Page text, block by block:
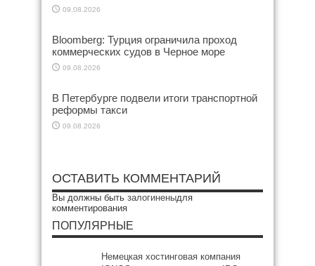
09.08.2026
Bloomberg: Турция ограничила проход
коммерческих судов в Черное море
09.08.2026
В Петербурге подвели итоги транспортной
реформы такси
09.08.2026
ОСТАВИТЬ КОММЕНТАРИЙ
Вы должны быть залогиненыдля
комментирования
ПОПУЛЯРНЫЕ
Немецкая хостинговая компания